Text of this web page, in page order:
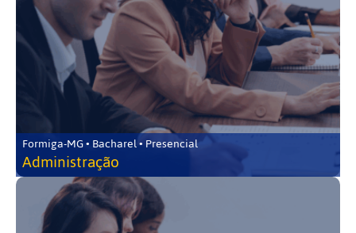
Formiga-MG • Bacharel • Presencial
Administração